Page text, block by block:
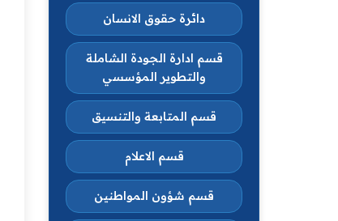
دائرة حقوق الانسان
قسم ادارة الجودة الشاملة
والتطوير المؤسسي
قسم المتابعة والتنسيق
قسم الاعلام
قسم شؤون المواطنين